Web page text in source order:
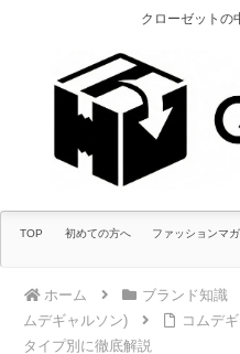
クローゼットの
TOP 初めての方へ ファッションマ
ホーム ブランド知識
ムデギャルソン)
コムデ
タイプ別に徹底解説